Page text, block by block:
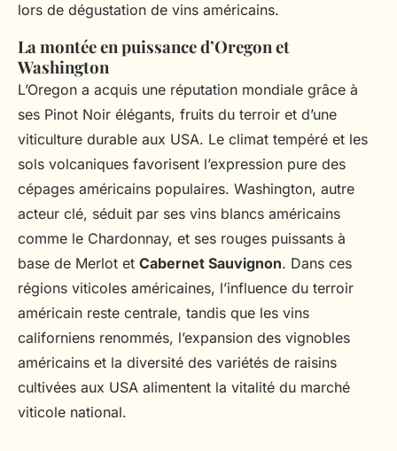
lors de dégustation de vins américains.
La montée en puissance d’Oregon et
Washington
L’Oregon a acquis une réputation mondiale grâce à
ses Pinot Noir élégants, fruits du terroir et d’une
viticulture durable aux USA. Le climat tempéré et les
sols volcaniques favorisent l’expression pure des
cépages américains populaires. Washington, autre
acteur clé, séduit par ses vins blancs américains
comme le Chardonnay, et ses rouges puissants à
base de Merlot et Cabernet Sauvignon. Dans ces
régions viticoles américaines, l’influence du terroir
américain reste centrale, tandis que les vins
californiens renommés, l’expansion des vignobles
américains et la diversité des variétés de raisins
cultivées aux USA alimentent la vitalité du marché
viticole national.